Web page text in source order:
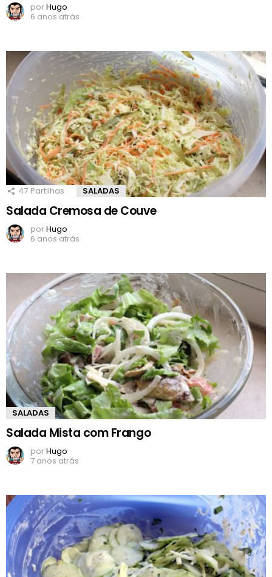
porHugo
6 anos atrás
47 Partilhas SALADAS
Salada Cremosa de Couve
porHugo
6 anos atrás
SALADAS
Salada Mista com Frango
porHugo
7 anos atrás